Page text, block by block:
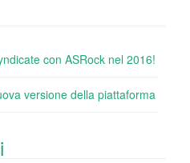
con ASRock nel 2016!
versione della piattaforma